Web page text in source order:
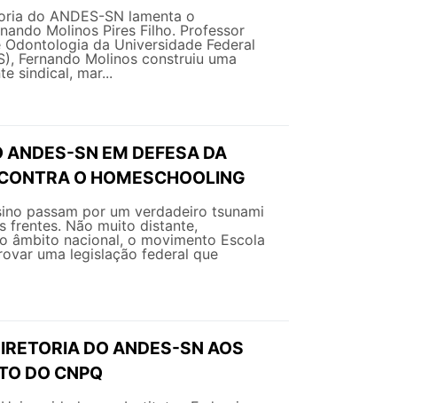
do ANDES-SN lamenta o
Molinos Pires Filho. Professor
da Universidade Federal
Fernando Molinos construiu uma
sindical, mar...
ANDES-SN EM DEFESA DA
O HOMESCHOOLING
passam por um verdadeiro tsunami
frentes. Não muito distante,
âmbito nacional, o movimento Escola
uma legislação federal que
DO ANDES-SN AOS
DO CNPQ